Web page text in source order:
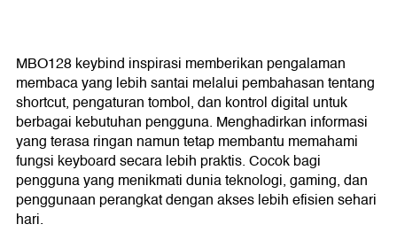
MBO128 keybind inspirasi memberikan pengalaman
membaca yang lebih santai melalui pembahasan tentang
shortcut, pengaturan tombol, dan kontrol digital untuk
berbagai kebutuhan pengguna. Menghadirkan informasi
yang terasa ringan namun tetap membantu memahami
fungsi keyboard secara lebih praktis. Cocok bagi
pengguna yang menikmati dunia teknologi, gaming, dan
penggunaan perangkat dengan akses lebih efisien sehari
hari.